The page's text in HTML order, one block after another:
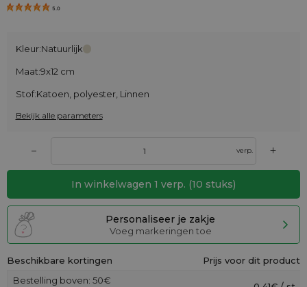
5.0
Kleur:Natuurlijk
Maat:9x12 cm
Stof:Katoen, polyester, Linnen
Bekijk alle parameters
– verp. +
In winkelwagen 1 verp. (10 stuks)
Personaliseer je zakje
Voeg markeringen toe
Beschikbare kortingen
Prijs voor dit product
Bestelling boven: 50€